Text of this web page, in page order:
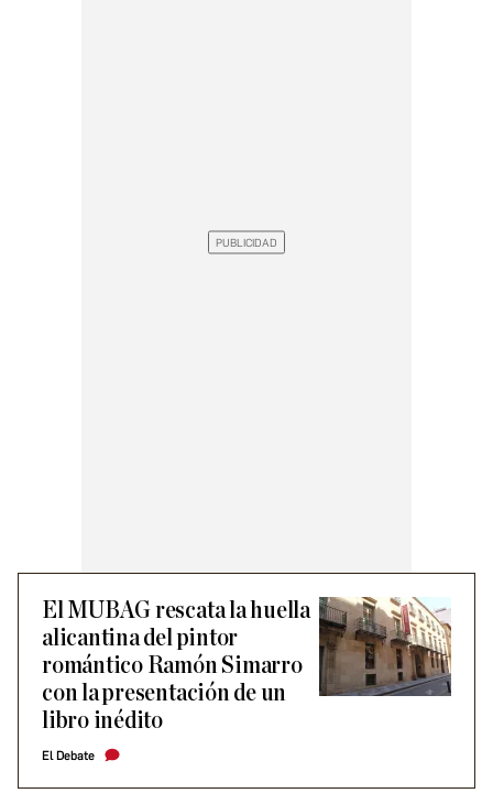
El MUBAG rescata la huella
alicantina del pintor
romántico Ramón Simarro
con la presentación de un
libro inédito
El Debate